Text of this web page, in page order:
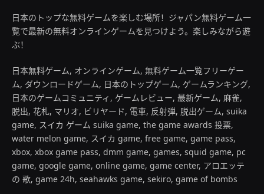
日本のトップな無料ゲームを楽しむ場所！ジャパン無料ゲーム一
覧で最新の無料オンラインゲームを見つけよう。楽しみながら遊
ぶ！
日本無料ゲーム, オンラインゲーム, 無料ゲーム一覧フリーゲー
ム, ダウンロードゲーム, 日本のトップゲーム, ゲームランキング,
日本のゲームコミュニティ, ゲームレビュー, 最新ゲーム, 麻雀,
脱出, 花札, マリオ, ビリヤード, 電車, 反射弾, 脱出ゲーム, suika
game, スイカ ゲーム suika game, the game awards 投票,
water melon game, スイカ game, free game, game pass,
xbox, xbox game pass, dmm game, games, squid game, pc
game, google game, online game, game center, アロエッテ
の 歌, game 24h, seahawks game, sekiro, game of bombs